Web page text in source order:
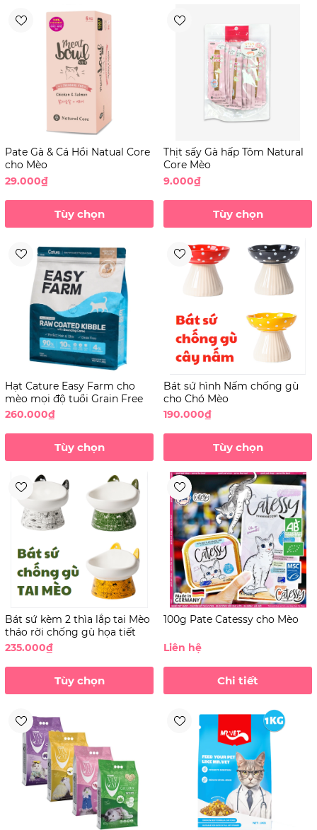
Pate Gà & Cá Hồi Natual Core
cho Mèo
29.000₫
Tùy chọn
Thịt sấy Gà hấp Tôm Natural
Core Mèo
9.000₫
Tùy chọn
Hạt Cature Easy Farm cho
mèo mọi độ tuổi Grain Free
260.000₫
Tùy chọn
Bát sứ hình Nấm chống gù
cho Chó Mèo
190.000₫
Tùy chọn
Bát sứ kèm 2 thìa lắp tai Mèo
tháo rời chống gù họa tiết
235.000₫
Tùy chọn
100g Pate Catessy cho Mèo
Liên hệ
Chi tiết